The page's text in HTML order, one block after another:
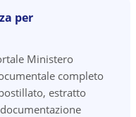
per
Ministero
completo
estratto